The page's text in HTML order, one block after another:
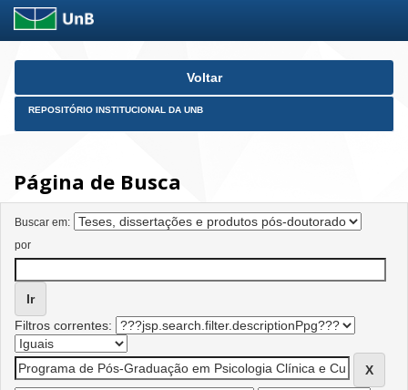
Skip
Voltar
REPOSITÓRIO INSTITUCIONAL DA UNB
Página de Busca
Buscar em:
por
Filtros correntes: